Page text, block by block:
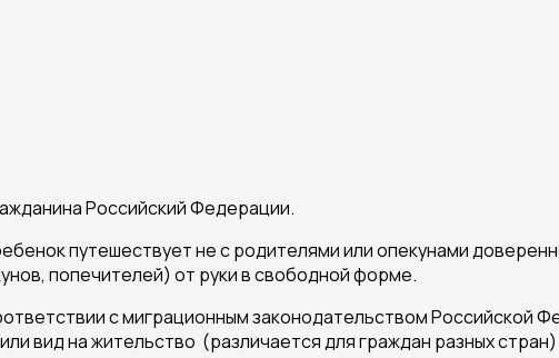
Российский Федерации.
путешествует не с родителями или опекунами
попечителей) от руки в свободной форме.
с миграционным законодательством Российской
вид на жительство (различается для граждан разных стран)